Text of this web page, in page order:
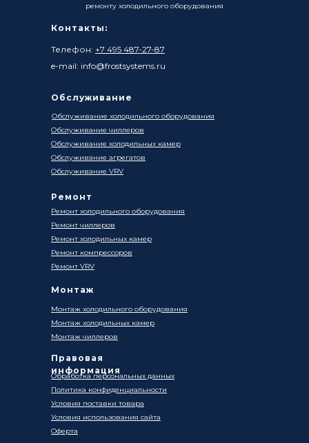
Контакты:
Телефон: +7 495 487-27-87
e-mail: info@frostsystems.ru
Ремонт
Обработка персональных данных
Политика конфиденциальности
Условия поставки товара
Оферта
Условия использования сайта
ремонту холодильного оборудования
Ремонт холодильного оборудования
Ремонт чиллеров
Ремонт холодильных камер
Ремонт компрессоров
Ремонт VRV
Монтаж
Правовая
информация
Монтаж холодильного оборудования
Монтаж чиллеров
Монтаж холодильных камер
Обслуживание
Обслуживание холодильного оборудования
Обслуживание чиллеров
Обслуживание холодильных камер
Обслуживание агрегатов
Обслуживание VRV